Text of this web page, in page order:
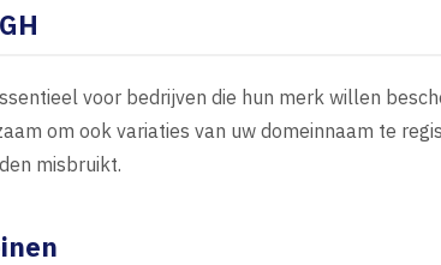
voor bedrijven die hun merk willen
om ook variaties van uw domeinnaam te
misbruikt.